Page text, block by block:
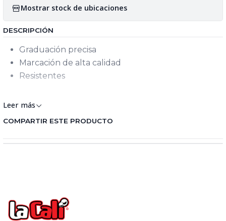
Mostrar stock de ubicaciones
DESCRIPCIÓN
Graduación precisa
Marcación de alta calidad
Resistentes
Leer más
COMPARTIR ESTE PRODUCTO